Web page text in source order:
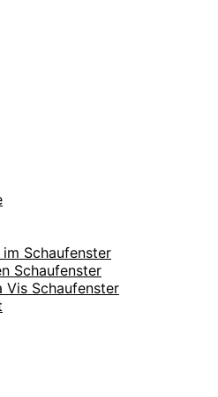
Schaufenster
Schaufenster
Vis Schaufenster